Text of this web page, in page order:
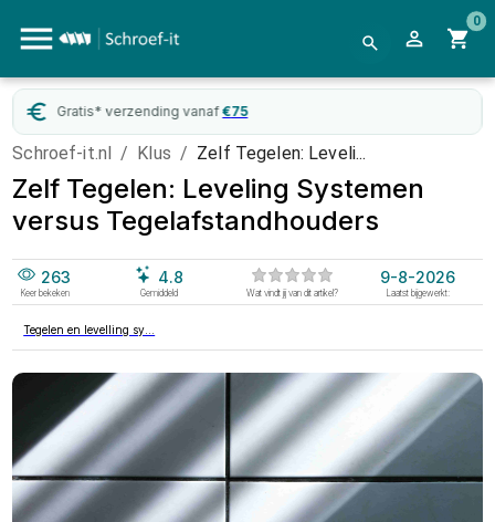
0
WebwinkelKeur
Schroef-it.nl / Klus / Zelf Tegelen: Leveli...
Zelf Tegelen: Leveling Systemen
versus Tegelafstandhouders
263
Keer bekeken
4.8
Gemiddeld Wat vindt jij van dit artikel?
9-8-2026
Laatst bijgewerkt:
Tegelen en levelling sy...